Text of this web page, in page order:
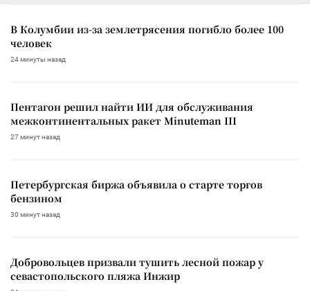
В Колумбии из-за землетрясения погибло более 100
человек
24 минуты назад
Пентагон решил найти ИИ для обслуживания
межконтинентальных ракет Minuteman III
27 минут назад
Петербургская биржа объявила о старте торгов
бензином
30 минут назад
Добровольцев призвали тушить лесной пожар у
севастопольского пляжа Инжир